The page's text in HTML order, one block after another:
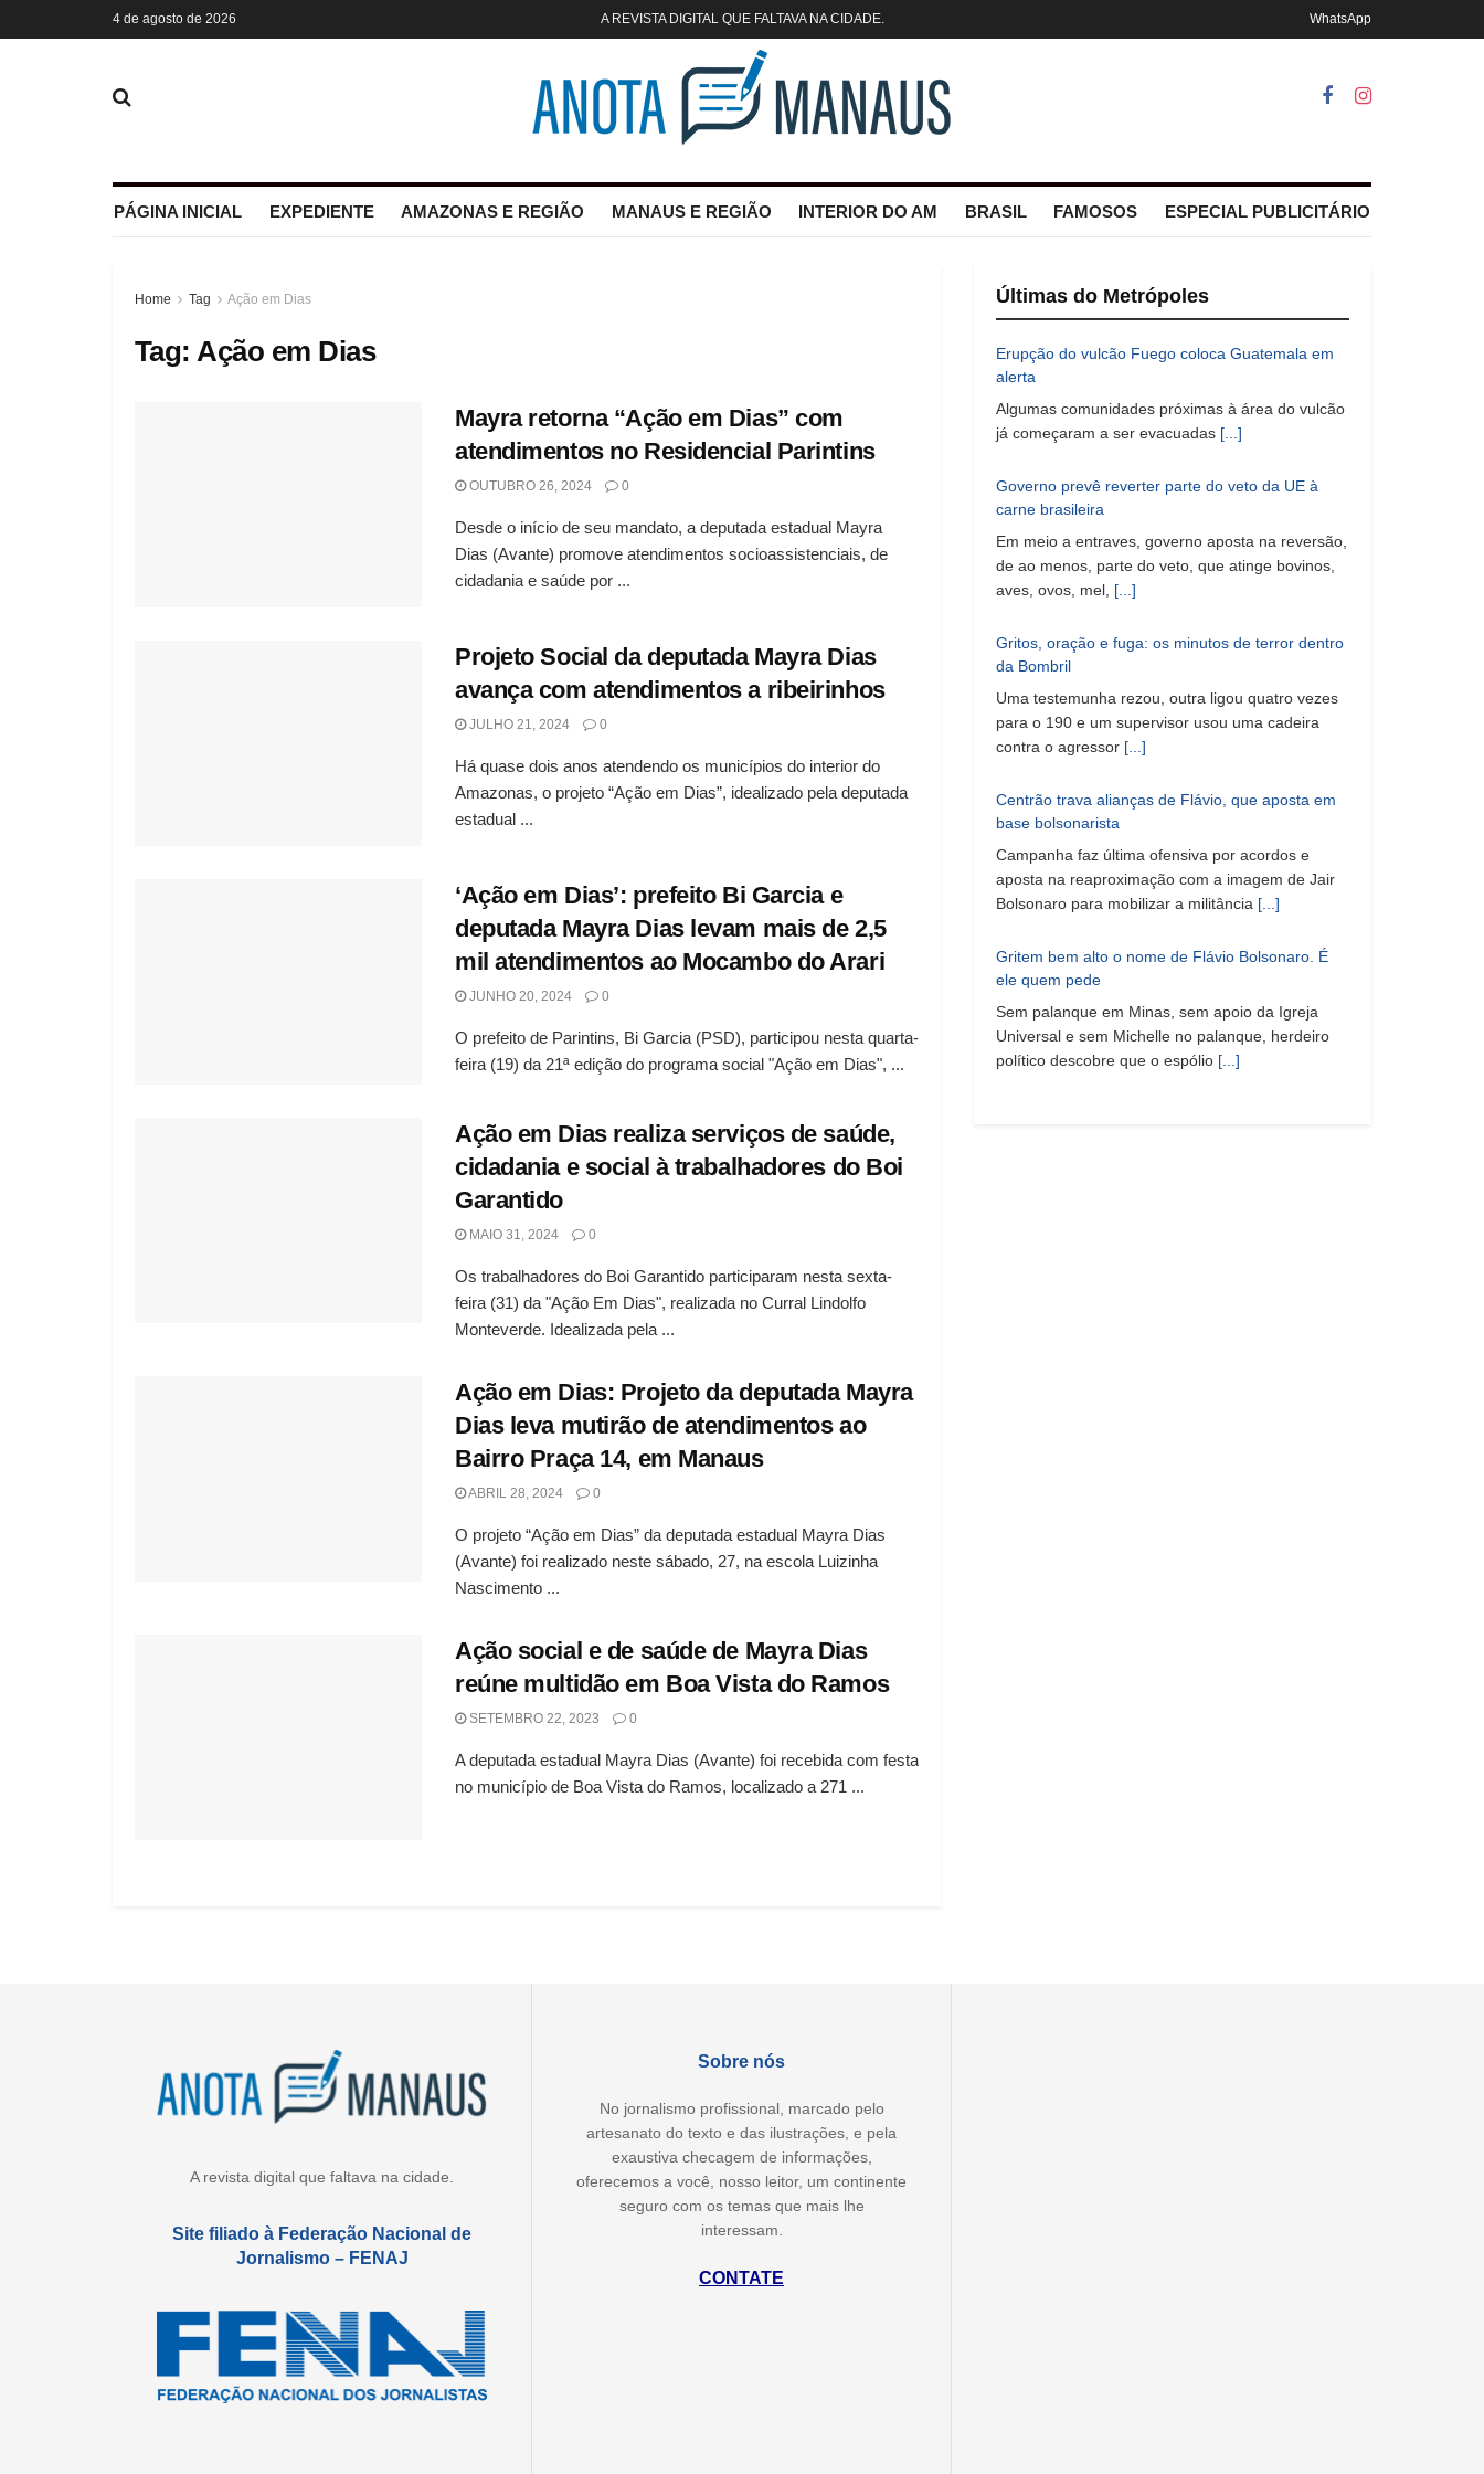
4 de agosto de 2026 A REVISTA DIGITAL QUE FALTAVA NA CIDADE. WhatsApp
PÁGINA INICIAL EXPEDIENTE AMAZONAS E REGIÃO MANAUS E REGIÃO INTERIOR DO AM BRASIL FAMOSOS ESPECIAL PUBLICITÁRIO
Home Tag Ação em Dias
Tag:Ação em Dias
Mayra retorna “Ação em Dias” com
atendimentos no Residencial Parintins
OUTUBRO 26, 2024 0
Desde o início de seu mandato, a deputada estadual Mayra
Dias (Avante) promove atendimentos socioassistenciais, de
cidadania e saúde por ...
Projeto Social da deputada Mayra Dias
avança com atendimentos a ribeirinhos
JULHO 21, 2024 0
Há quase dois anos atendendo os municípios do interior do
Amazonas, o projeto “Ação em Dias”, idealizado pela deputada
estadual ...
‘Ação em Dias’: prefeito Bi Garcia e
deputada Mayra Dias levam mais de 2,5
mil atendimentos ao Mocambo do Arari
JUNHO 20, 2024 0
O prefeito de Parintins, Bi Garcia (PSD), participou nesta quarta-
feira (19) da 21ª edição do programa social "Ação em Dias", ...
Ação em Dias realiza serviços de saúde,
cidadania e social à trabalhadores do Boi
Garantido
MAIO 31, 2024 0
Os trabalhadores do Boi Garantido participaram nesta sexta-
feira (31) da "Ação Em Dias", realizada no Curral Lindolfo
Monteverde. Idealizada pela ...
Ação em Dias: Projeto da deputada Mayra
Dias leva mutirão de atendimentos ao
Bairro Praça 14, em Manaus
ABRIL 28, 2024 0
O projeto “Ação em Dias” da deputada estadual Mayra Dias
(Avante) foi realizado neste sábado, 27, na escola Luizinha
Nascimento ...
Ação social e de saúde de Mayra Dias
reúne multidão em Boa Vista do Ramos
SETEMBRO 22, 2023 0
A deputada estadual Mayra Dias (Avante) foi recebida com festa
no município de Boa Vista do Ramos, localizado a 271 ...
Últimas do Metrópoles
Erupção do vulcão Fuego coloca Guatemala em
alerta
Algumas comunidades próximas à área do vulcão
já começaram a ser evacuadas [...]
Governo prevê reverter parte do veto da UE à
carne brasileira
Em meio a entraves, governo aposta na reversão,
de ao menos, parte do veto, que atinge bovinos,
aves, ovos, mel, [...]
Gritos, oração e fuga: os minutos de terror dentro
da Bombril
Uma testemunha rezou, outra ligou quatro vezes
para o 190 e um supervisor usou uma cadeira
contra o agressor [...]
Centrão trava alianças de Flávio, que aposta em
base bolsonarista
Campanha faz última ofensiva por acordos e
aposta na reaproximação com a imagem de Jair
Bolsonaro para mobilizar a militância [...]
Gritem bem alto o nome de Flávio Bolsonaro. É
ele quem pede
Sem palanque em Minas, sem apoio da Igreja
Universal e sem Michelle no palanque, herdeiro
político descobre que o espólio [...]
A revista digital que faltava na cidade.
Site filiado à Federação Nacional de
Jornalismo – FENAJ
Sobre nós
No jornalismo profissional, marcado pelo
artesanato do texto e das ilustrações, e pela
exaustiva checagem de informações,
oferecemos a você, nosso leitor, um continente
seguro com os temas que mais lhe
interessam.
CONTATE